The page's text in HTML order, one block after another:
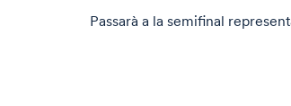
Passarà a la semifinal